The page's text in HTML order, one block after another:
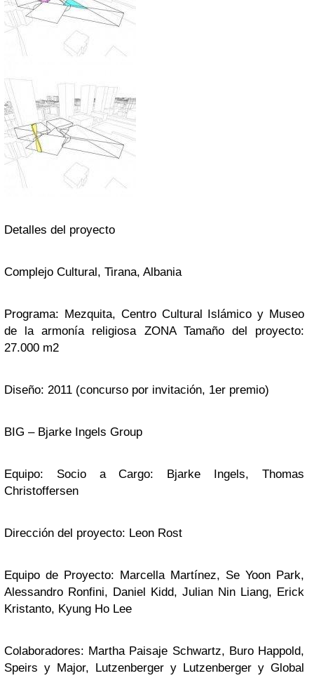
Detalles del proyecto
Complejo Cultural, Tirana, Albania
Programa: Mezquita, Centro Cultural Islámico y Museo
de la armonía religiosa ZONA Tamaño del proyecto:
27.000 m2
Diseño: 2011 (concurso por invitación, 1er premio)
BIG – Bjarke Ingels Group
Equipo: Socio a Cargo: Bjarke Ingels, Thomas
Christoffersen
Dirección del proyecto: Leon Rost
Equipo de Proyecto: Marcella Martínez, Se Yoon Park,
Alessandro Ronfini, Daniel Kidd, Julian Nin Liang, Erick
Kristanto, Kyung Ho Lee
Colaboradores: Martha Paisaje Schwartz, Buro Happold,
Speirs y Major, Lutzenberger y Lutzenberger y Global